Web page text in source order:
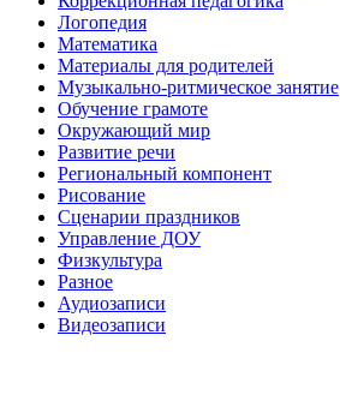
Логопедия
Математика
Материалы для родителей
Музыкально-ритмическое занятие
Обучение грамоте
Окружающий мир
Развитие речи
Региональный компонент
Рисование
Сценарии праздников
Управление ДОУ
Физкультура
Разное
Аудиозаписи
Видеозаписи